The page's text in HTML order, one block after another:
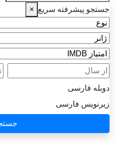
جستجو پیشرفته سریع ×
نوع
ژانر
امتیاز IMDB
از سال
دوبله فارسی
زیرنویس فارسی